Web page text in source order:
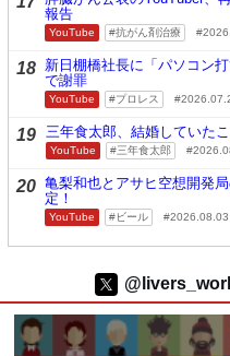
報告
YouTube 抗がん剤治療
18 新日棚橋社長に「パソコン
で謝罪
YouTube プロレス
19 三年食太郎、結婚していた
YouTube 三年食太郎
20 亀梨和也とアサヒ空想開発
定！
YouTube ビール 2026.08.03